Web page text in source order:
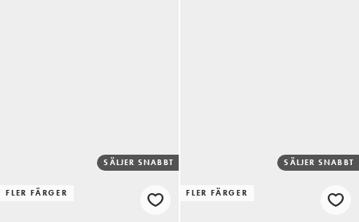
FLER FÄRGER
SÄLJER SNABBT
FLER FÄRGER
SÄLJER SNABBT